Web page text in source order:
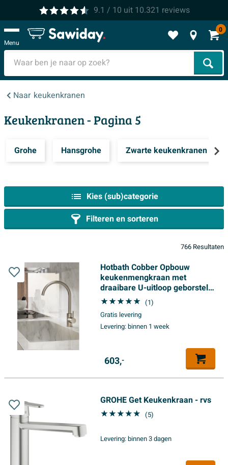
9.1 / 10 uit 10.321 reviews
Menu
0
Naar keukenkranen
Keukenkranen- Pagina 5
Grohe Hansgrohe Zwarte keukenkranen
Kies (sub)categorie
Filteren en sorteren
766 Resultaten
Hotbath Cobber Opbouw
keukenmengkraan met
draaibare U-uitloop geborsteld
koper PVD (1)
Gratis levering
Levering:binnen 1 week
603,-
GROHE Get Keukenkraan - rvs
(5)
Levering:binnen 3 dagen